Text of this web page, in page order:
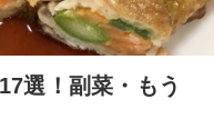
選！副菜・もう